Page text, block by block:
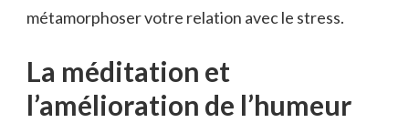
métamorphoser votre relation avec le stress.
La méditation et
l’amélioration de l’humeur